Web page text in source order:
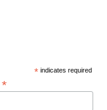
* indicates required
*